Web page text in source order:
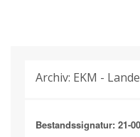
Archiv: EKM -
Bestandssignatur: 21-